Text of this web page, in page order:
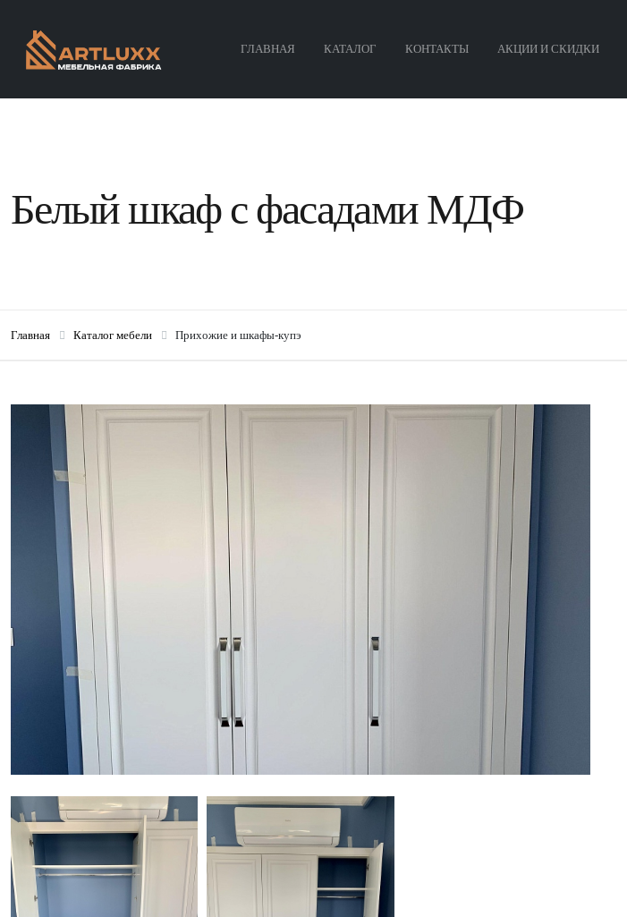
ГЛАВНАЯ КАТАЛОГ КОНТАКТЫ АКЦИИ И СКИДКИ
Белый шкаф с фасадами МДФ
Главная Каталог мебели Прихожие и шкафы-купэ